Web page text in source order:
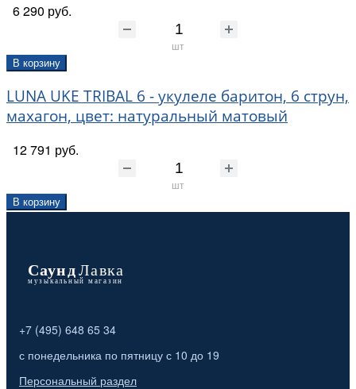
6 290 руб.
шт
В корзину
LUNA UKE TRIBAL 6 - укулеле баритон, 6 струн,
махагон, цвет: натуральный матовый
12 791 руб.
шт
В корзину
+7 (495) 648 65 34
с понедельника по пятницу с 10 до 19
Персональный раздел